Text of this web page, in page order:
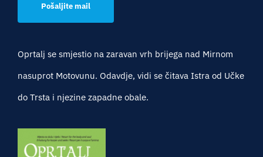
Pošaljite mail
Oprtalj se smjestio na zaravan vrh brijega nad Mirnom
nasuprot Motovunu. Odavdje, vidi se čitava Istra od Učke
do Trsta i njezine zapadne obale.